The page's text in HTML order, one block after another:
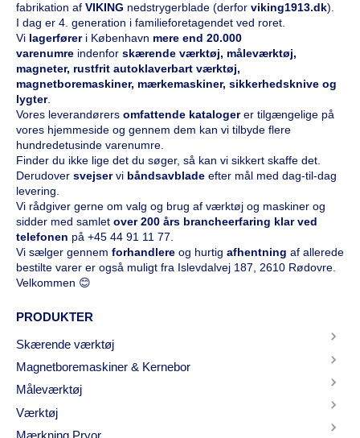
fabrikation af VIKING nedstrygerblade (derfor viking1913.dk).
I dag er 4. generation i familieforetagendet ved roret.
Vi lagerfører i København mere end 20.000
varenumre indenfor skærende værktøj, måleværktøj,
magneter, rustfrit autoklaverbart værktøj,
magnetboremaskiner, mærkemaskiner, sikkerhedsknive og
lygter.
Vores leverandørers omfattende katalogerer tilgængelige på
vores hjemmeside og gennem dem kan vi tilbyde flere
hundredetusinde varenumre.
Finder du ikke lige det du søger, så kan vi sikkert skaffe det.
Derudover svejservi båndsavblade efter mål med dag-til-dag
levering.
Vi rådgiver gerne om valg og brug af værktøj og maskiner og
sidder med samlet over 200 års brancheerfaring klar ved
telefonen på +45 44 91 11 77
Vi sælger gennem forhandlere og hurtig afhentning af allerede
bestilte varer er også muligt fra Islevdalvej 187, 2610 Rødovre.
Velkommen 😊
PRODUKTER
Skærende værktøj
Magnetboremaskiner & Kernebor
Måleværktøj
Værktøj
Mærkning Pryor